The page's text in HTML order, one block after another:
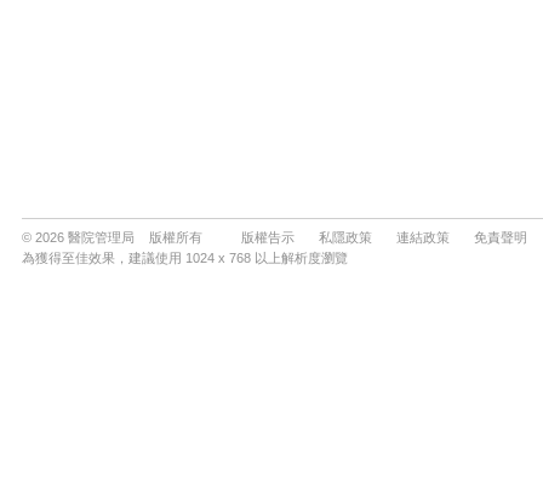
© 2026 醫院管理局 版權所有 版權告示 私隱政策 連結政策
免責聲明
為獲得至佳效果，建議使用 1024 x 768 以上解析度瀏覽